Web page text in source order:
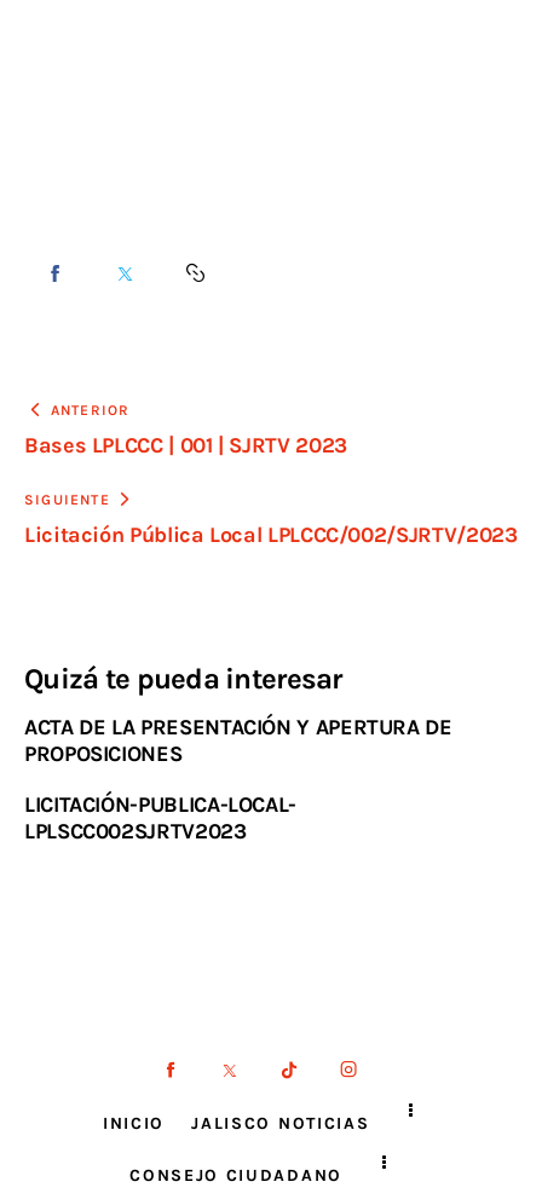
ANTERIOR
Bases LPLCCC | 001 | SJRTV 2023
SIGUIENTE
Licitación Pública Local LPLCCC/002/SJRTV/2023
Quizá te pueda interesar
ACTA DE LA PRESENTACIÓN Y APERTURA DE
PROPOSICIONES
LICITACIÓN-PUBLICA-LOCAL-
LPLSCC002SJRTV2023
INICIO JALISCO NOTICIAS
CONSEJO CIUDADANO